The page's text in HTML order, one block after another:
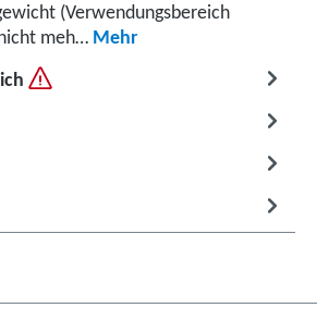
(Verwendungsbereich
meh… Mehr